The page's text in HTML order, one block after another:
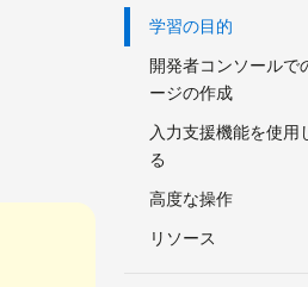
学習の目的
開発者コンソール
ージの作成
入力支援機能を使用
る
高度な操作
リソース